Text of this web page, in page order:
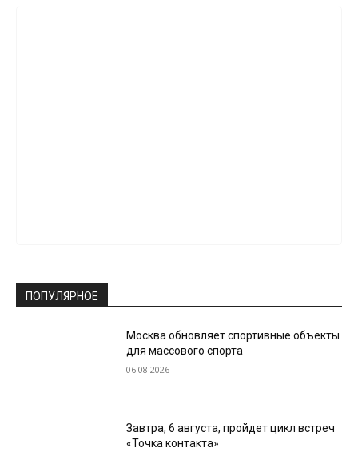
ПОПУЛЯРНОЕ
Москва обновляет спортивные объекты
для массового спорта
06.08.2026
Завтра, 6 августа, пройдет цикл встреч
«Точка контакта»